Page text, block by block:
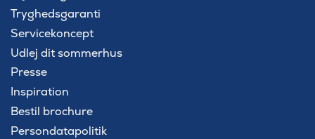
Tryghedsgaranti
Servicekoncept
Udlej dit sommerhus
Presse
Inspiration
Bestil brochure
Persondatapolitik